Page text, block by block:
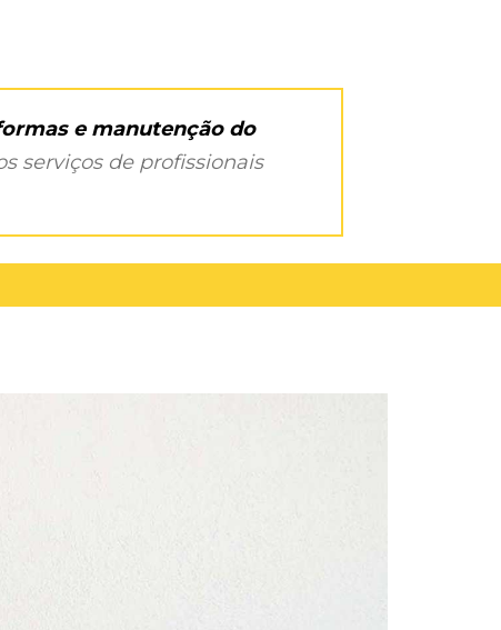
e manutenção do
serviços de profissionais